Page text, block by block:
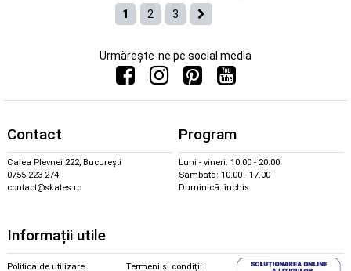
1
2 3
Urmărește-ne pe social media
Contact
Calea Plevnei 222, București
0755 223 274
contact@skates.ro
Program
Luni - vineri: 10.00 - 20.00
Sâmbătă: 10.00 - 17.00
Duminică: închis
Informații utile
Politica de utilizare
Termeni și condiții